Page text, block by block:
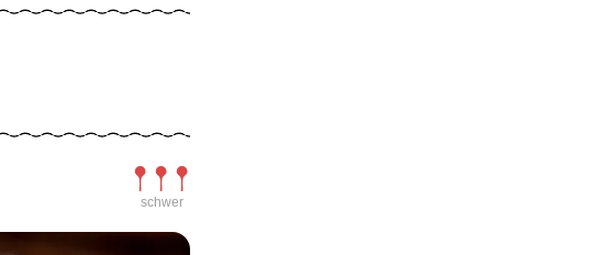
Schwierigkeit
schwer